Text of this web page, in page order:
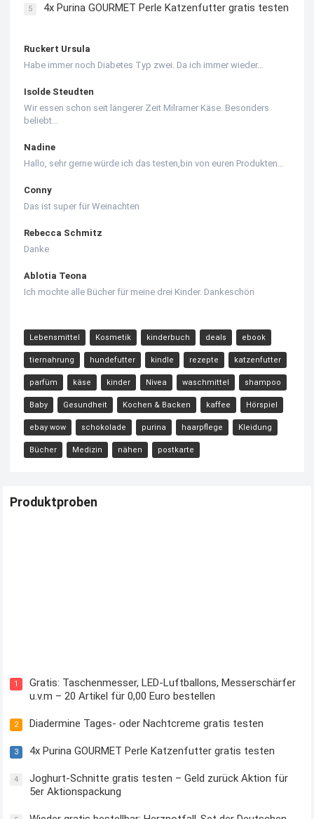
5 4x Purina GOURMET Perle Katzenfutter gratis testen
Ruckert Ursula
Habe immer noch Diabetes Typ zwei. Da ich immer wieder…
Isolde Steudten
Wir essen schon seit längerer Zeit Milramer Käse. Besonders
beliebt…
Nadine
Hallo, sehr gerne würde ich das testen,bin von euren Produkten…
Conny
Das ist super für Weinachten
Rebecca Schmitz
Danke
Ablotia Teona
Ich mochte alle Bücher für meine drei Kinder. Dankeschön
Lebensmittel Kosmetik kinderbuch deals ebook
tiernahrung hundefutter kindle rezepte katzenfutter
parfüm käse kinder Nivea waschmittel shampoo
Baby Gesundheit Kochen & Backen kaffee Hörspiel
ebay wow schokolade purina haarpflege Kleidung
Bücher Medizin nähen postkarte
Produktproben
1
Gratis: Taschenmesser, LED-Luftballons, Messerschärfer
u.v.m – 20 Artikel für 0,00 Euro bestellen
2 Diadermine Tages- oder Nachtcreme gratis testen
3 4x Purina GOURMET Perle Katzenfutter gratis testen
4
Joghurt-Schnitte gratis testen – Geld zurück Aktion für
5er Aktionspackung